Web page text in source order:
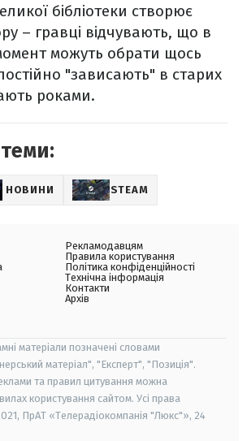
бібліотеки створює
– гравці відчувають, що в
можуть обрати щось
"зависають" в старих
роками.
НОВИНИ STEAM
Рекламодавцям
Правила користування
Політика конфіденційності
Технічна інформація
Контакти
Архів
матеріали позначені словами
матеріал", "Експерт", "Позиція".
та правил цитування можна
користування сайтом. Усі права
ПрАТ «Телерадіокомпанія "Люкс"», 24